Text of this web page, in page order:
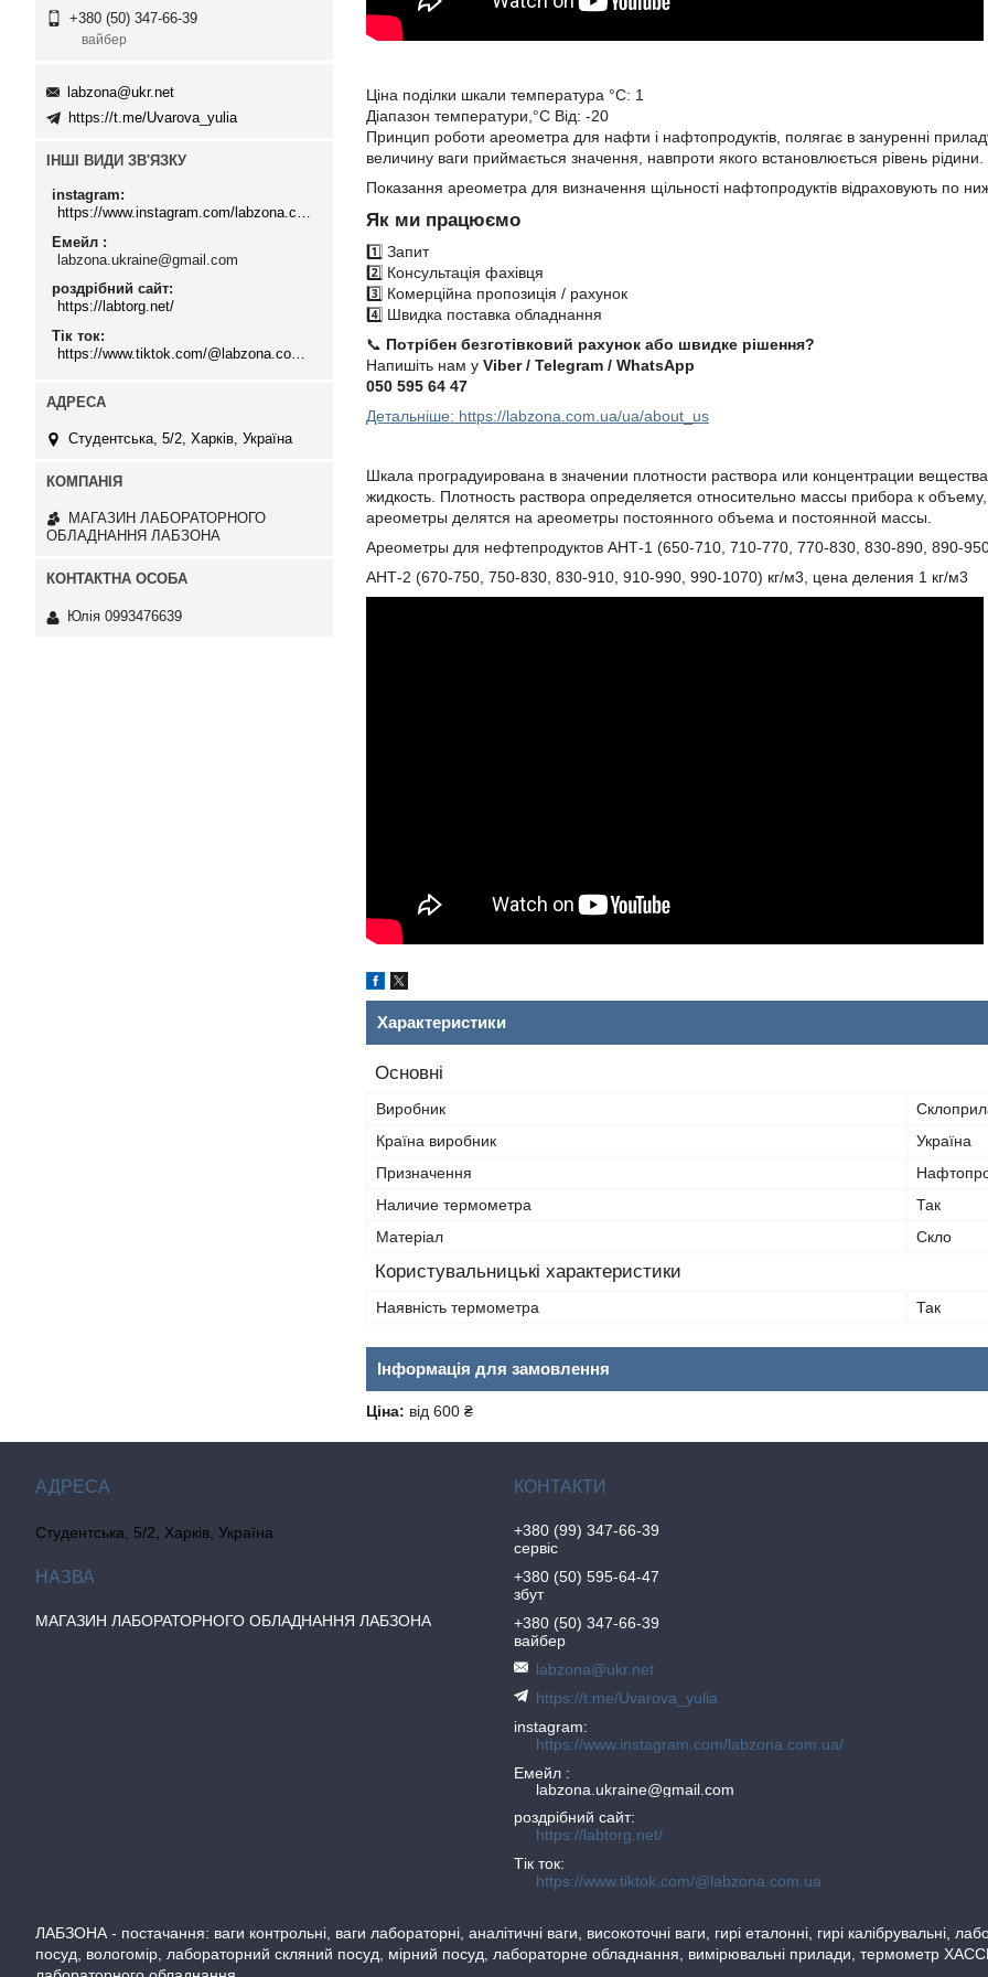
Ціна поділки шкали температура °С: 1
Діапазон температури,°С Від: -20
Принцип роботи ареометра для нафти і нафтопродуктів, полягає в зануренні
величину ваги приймається значення, навпроти якого встановлюється рівень рідини.
Показання ареометра для визначення щільності нафтопродуктів відраховують по
Як ми працюємо
1️⃣ Запит
2️⃣ Консультація фахівця
3️⃣ Комерційна пропозиція / рахунок
4️⃣ Швидка поставка обладнання
📞 Потрібен безготівковий рахунок або швидке рішення?
Напишіть нам у Viber / Telegram / WhatsApp
050 595 64 47
Детальніше: https://labzona.com.ua/ua/about_us
Шкала проградуирована в значении плотности раствора или концентрации
жидкость. Плотность раствора определяется относительно массы прибора к
ареометры делятся на ареометры постоянного объема и постоянной массы.
Ареометры для нефтепродуктов АНТ-1 (650-710, 710-770, 770-830, 830-890, 890-
АНТ-2 (670-750, 750-830, 830-910, 910-990, 990-1070) кг/м3, цена деления 1 кг/м3
Характеристики
Основні
Виробник
Країна виробник
Україна
Призначення
Наличие термометра
Так
Матеріал
Скло
Користувальницькі характеристики
Наявність термометра Так
Інформація для замовлення
Ціна: від 600 ₴
+380 (50) 347-66-39
вайбер
labzona@ukr.net
https://t.me/Uvarova_yulia
ІНШІ ВИДИ ЗВ'ЯЗКУ
instagram
https://www.instagram.com/labzona.com.ua/
Емейл
labzona.ukraine@gmail.com
роздрібний сайт
https://labtorg.net/
Тік ток
Студентська, 5/2, Харків, Україна
МАГАЗИН ЛАБОРАТОРНОГО
ОБЛАДНАННЯ ЛАБЗОНА
Юлія 0993476639
Студентська, 5/2, Харків, Україна
МАГАЗИН ЛАБОРАТОРНОГО ОБЛАДНАННЯ ЛАБЗОНА
+380 (99) 347-66-39
сервіс
+380 (50) 595-64-47
збут
+380 (50) 347-66-39
вайбер
labzona@ukr.net
https://t.me/Uvarova_yulia
instagram
https://www.instagram.com/labzona.com.ua/
Емейл
labzona.ukraine@gmail.com
роздрібний сайт
https://labtorg.net/
Тік ток
https://www.tiktok.com/@labzona.com.ua
ЛАБЗОНА - постачання: ваги контрольні, ваги лабораторні, аналітичні ваги, високоточні ваги, гирі еталонні, гирі калібрувальні,
посуд, вологомір, лабораторний скляний посуд, мірний посуд, лабораторне обладнання, вимірювальні прилади, термометр